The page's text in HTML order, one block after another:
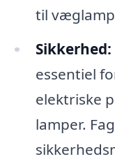
til
Sikkerhed:
essentiel
elektriske
lamper.